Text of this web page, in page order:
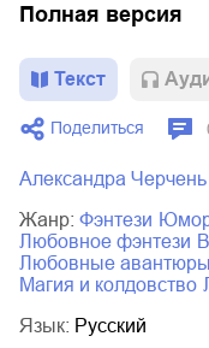
Полная версия
Текст
Поделиться
Александра Черчень
Жанр:
фэнтези
любовное фэнтези
любовные авантюры
магия и колдовство
Язык: Русский